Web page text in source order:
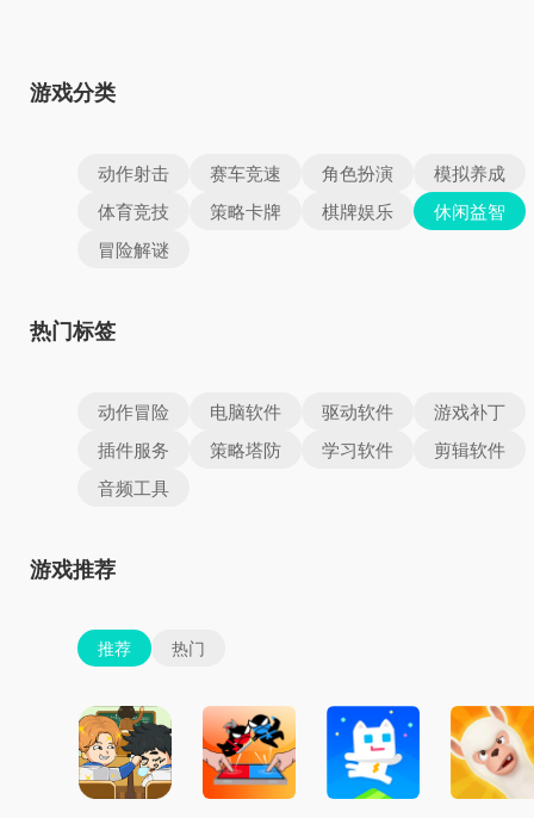
游戏分类
动作射击 赛车竞速 角色扮演
模拟养成
体育竞技
策略卡牌 棋牌娱乐
休闲益智
冒险解谜
热门标签
动作冒险 电脑软件 驱动软件
游戏补丁
插件服务
策略塔防 学习软件
剪辑软件
音频工具
游戏推荐
推荐 热门